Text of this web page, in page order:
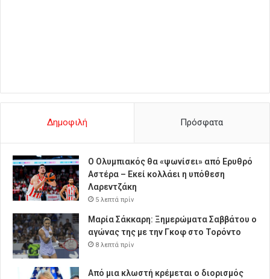
Δημοφιλή Πρόσφατα
Ο Ολυμπιακός θα «ψωνίσει» από Ερυθρό
Αστέρα – Εκεί κολλάει η υπόθεση
Λαρεντζάκη
5 λεπτά πρίν
Μαρία Σάκκαρη: Ξημερώματα Σαββάτου ο
αγώνας της με την Γκοφ στο Τορόντο
8 λεπτά πρίν
Από μια κλωστή κρέμεται ο διορισμός